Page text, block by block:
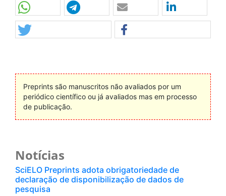
Preprints são manuscritos não avaliados por um
periódico científico ou já avaliados mas em processo
de publicação.
Notícias
SciELO Preprints adota obrigatoriedade de
declaração de disponibilização de dados de
pesquisa